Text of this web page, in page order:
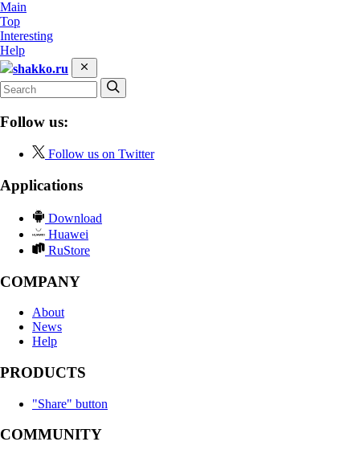
Main
Top
Interesting
Help
shakko.ru
Follow us:
Follow us on Twitter
Applications
Download
Huawei
RuStore
COMPANY
About
News
Help
PRODUCTS
"Share" button
COMMUNITY